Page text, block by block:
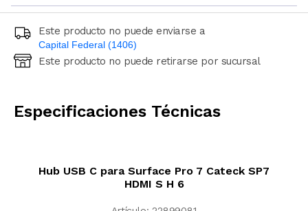
Este producto no puede enviarse a
Capital Federal (1406)
Ingresá código postal (sólo números)
Este producto no puede retirarse por sucursal
Especificaciones Técnicas
Hub USB C para Surface Pro 7 Cateck SP7
HDMI S H 6